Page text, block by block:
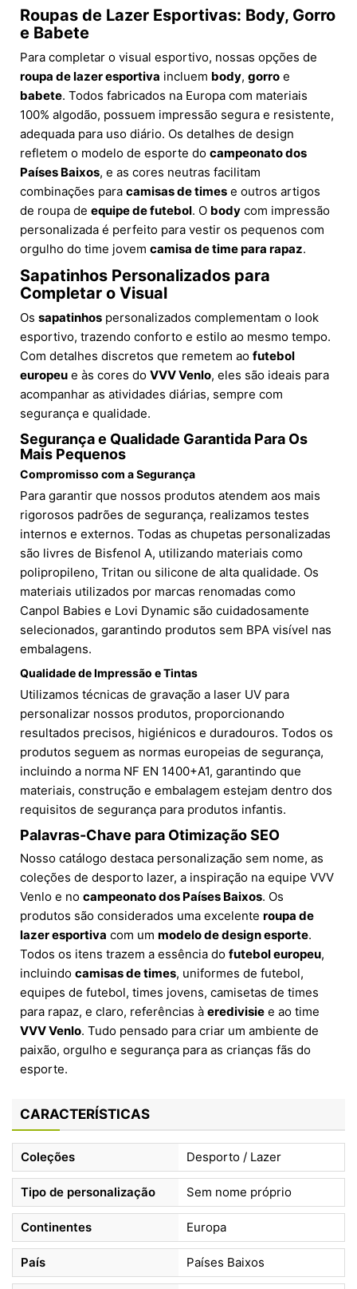
Roupas de Lazer Esportivas: Body, Gorro
e Babete
Para completar o visual esportivo, nossas opções de
roupa de lazer esportiva incluem body, gorro e
babete. Todos fabricados na Europa com materiais
100% algodão, possuem impressão segura e resistente,
adequada para uso diário. Os detalhes de design
refletem o modelo de esporte do campeonato dos
Países Baixos, e as cores neutras facilitam
combinações para camisas de times e outros artigos
de roupa de equipe de futebol. O body com impressão
personalizada é perfeito para vestir os pequenos com
orgulho do time jovem camisa de time para rapaz.
Sapatinhos Personalizados para
Completar o Visual
Os sapatinhos personalizados complementam o look
esportivo, trazendo conforto e estilo ao mesmo tempo.
Com detalhes discretos que remetem ao futebol
europeu e às cores do VVV Venlo, eles são ideais para
acompanhar as atividades diárias, sempre com
segurança e qualidade.
Segurança e Qualidade Garantida Para Os
Mais Pequenos
Compromisso com a Segurança
Para garantir que nossos produtos atendem aos mais
rigorosos padrões de segurança, realizamos testes
internos e externos. Todas as chupetas personalizadas
são livres de Bisfenol A, utilizando materiais como
polipropileno, Tritan ou silicone de alta qualidade. Os
materiais utilizados por marcas renomadas como
Canpol Babies e Lovi Dynamic são cuidadosamente
selecionados, garantindo produtos sem BPA visível nas
embalagens.
Qualidade de Impressão e Tintas
Utilizamos técnicas de gravação a laser UV para
personalizar nossos produtos, proporcionando
resultados precisos, higiénicos e duradouros. Todos os
produtos seguem as normas europeias de segurança,
incluindo a norma NF EN 1400+A1, garantindo que
materiais, construção e embalagem estejam dentro dos
requisitos de segurança para produtos infantis.
Palavras-Chave para Otimização SEO
Nosso catálogo destaca personalização sem nome, as
coleções de desporto lazer, a inspiração na equipe VVV
Venlo e no campeonato dos Países Baixos. Os
produtos são considerados uma excelente roupa de
lazer esportiva com um modelo de design esporte.
Todos os itens trazem a essência do futebol europeu,
incluindo camisas de times, uniformes de futebol,
equipes de futebol, times jovens, camisetas de times
para rapaz, e claro, referências à eredivisie e ao time
VVV Venlo. Tudo pensado para criar um ambiente de
paixão, orgulho e segurança para as crianças fãs do
esporte.
CARACTERÍSTICAS
Coleções Desporto / Lazer
Tipo de personalização Sem nome próprio
Continentes Europa
País Países Baixos